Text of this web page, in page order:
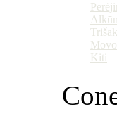
Kiti